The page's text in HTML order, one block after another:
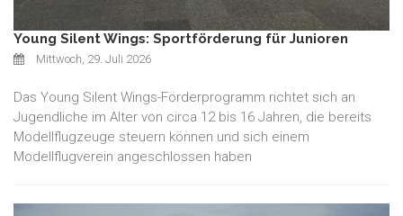
Young Silent Wings: Sportförderung für Junioren
Mittwoch, 29. Juli 2026
Das Young Silent Wings-Förderprogramm richtet sich an
Jugendliche im Alter von circa 12 bis 16 Jahren, die bereits
Modellflugzeuge steuern können und sich einem
Modellflugverein angeschlossen haben